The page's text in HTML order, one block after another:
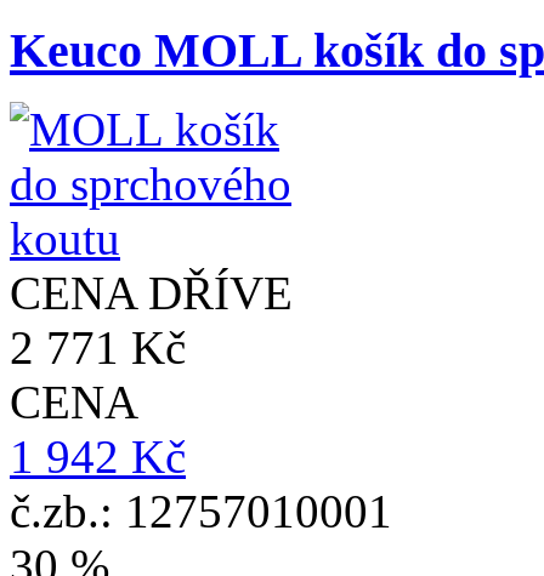
Keuco MOLL košík do
CENA DŘÍVE
2 771 Kč
CENA
1 942 Kč
č.zb.: 12757010001
30 %